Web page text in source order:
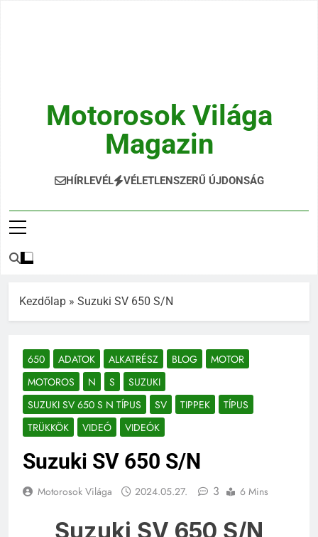
Motorosok Világa
Magazin
Hírek, Tesztek, Élmények Egy Helyen!
HÍRLEVÉL VÉLETLENSZERŰ ÚJDONSÁG
Kezdőlap » Suzuki SV 650 S/N
650 ADATOK ALKATRÉSZ BLOG
MOTOR
MOTOROS
N S
SUZUKI
SUZUKI SV 650 S N TÍPUS
SV TIPPEK
TÍPUS
TRÜKKÖK
VIDEÓ VIDEÓK
Suzuki SV 650 S/N
Motorosok Világa 2024.05.27. 3 6 Mins
Suzuki SV 650 S/N